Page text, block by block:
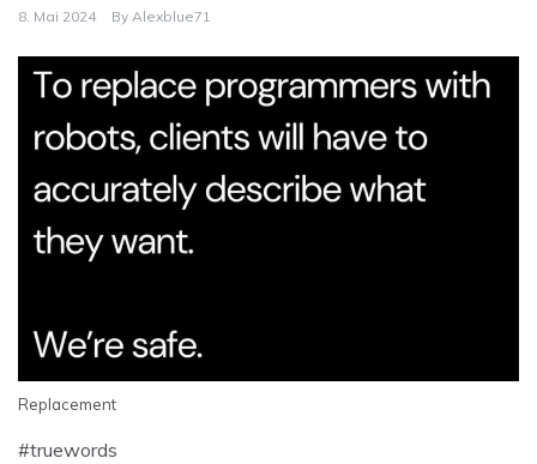
8. Mai 2024 By Alexblue71
Replacement
#truewords